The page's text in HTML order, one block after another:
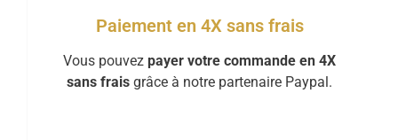
Paiement en 4X sans frais
Vous pouvez payer votre commande en 4X
sans frais grâce à notre partenaire Paypal.